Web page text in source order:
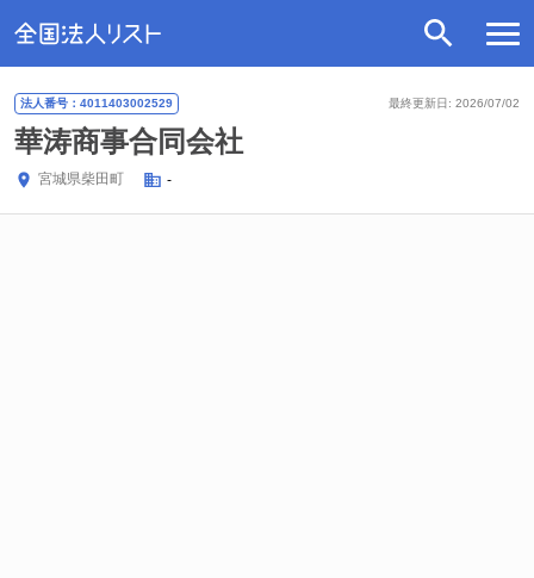
最終更新日: 2026/07/02
法人番号：4011403002529
華涛商事合同会社
宮城県柴田町 -